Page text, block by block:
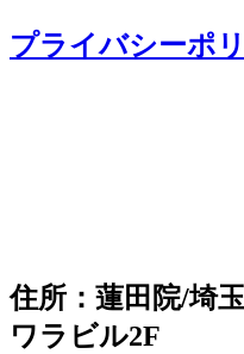
プライバシーポ
住所：蓮田院/埼
ワラビル2F